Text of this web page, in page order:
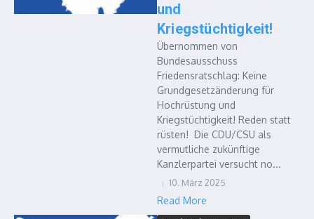
und
Kriegstüchtigkeit!
Übernommen von
Bundesausschuss
Friedensratschlag: Keine
Grundgesetzänderung für
Hochrüstung und
Kriegstüchtigkeit! Reden statt
rüsten! Die CDU/CSU als
vermutliche zukünftige
Kanzlerpartei versucht no...
10. März 2025
Read More